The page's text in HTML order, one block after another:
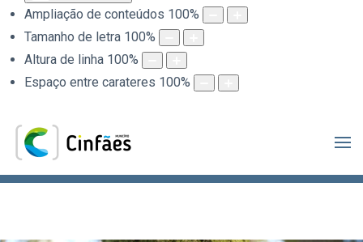
Ampliação de conteúdos 100%
Tamanho de letra 100%
Altura de linha 100%
Espaço entre carateres 100%
.